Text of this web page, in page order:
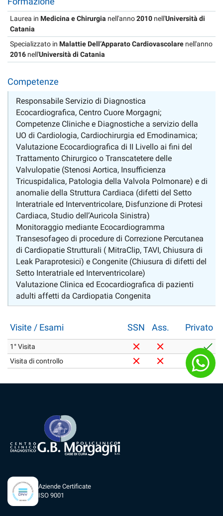
Laurea in Medicina e Chirurgia nell'anno2010 nell'Università di
Catania
Specializzato in Malattie Dell’Apparato Cardiovascolare nell'anno
2016 nell'Università di Catania
Competenze
Responsabile Servizio di Diagnostica
Ecocardiografica, Centro Cuore Morgagni;
Competenze Cliniche e Diagnostiche a servizio della
UO di Cardiologia, Cardiochirurgia ed Emodinamica;
Valutazione Ecocardiografica di II Livello ai fini del
Trattamento Chirurgico o Transcatetere delle
Valvulopatie (Stenosi Aortica, Insufficienza
Tricuspidalica, Patologia della Valvola Polmonare) e di
anomalie della Struttura Cardiaca (difetti del Setto
Interatriale ed Interventricolare, Disfunzione di Protesi
Cardiaca, Studio dell’Auricola Sinistra)
Monitoraggio mediante Ecocardiogramma
Transesofageo di procedure di Correzione Percutanea
di Cardiopatie Strutturali ( MitraClip, TAVI, Chiusura di
Leak Paraprotesici) e Congenite (Chiusura di difetti del
Setto Interatriale ed Interventricolare)
Valutazione Clinica ed Ecocardiografica di pazienti
adulti affetti da Cardiopatia Congenita
Visite / Esami SSN Ass. Privato
1° Visita
Visita di controllo
Aziende Certificate
ISO 9001